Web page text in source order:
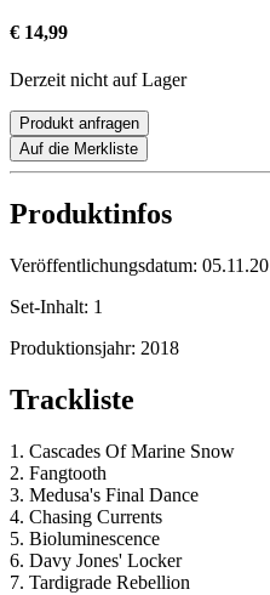
€ 14,99
Derzeit nicht auf Lager
Produkt anfragen
Auf die Merkliste
Produktinfos
Veröffentlichungsdatum:
Set-Inhalt: 1
Produktionsjahr: 2018
Trackliste
1. Cascades Of Marine Snow
2. Fangtooth
3. Medusa's Final Dance
4. Chasing Currents
5. Bioluminescence
6. Davy Jones' Locker
7. Tardigrade Rebellion